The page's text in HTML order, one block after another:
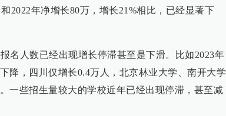
2022年净增长80万，增长21%相比，已经显著下
名人数已经出现增长停滞甚至是下滑。比如2023年
降，四川仅增长0.4万人，北京林业大学、南开大学
一些招生量较大的学校近年已经出现停滞，甚至减